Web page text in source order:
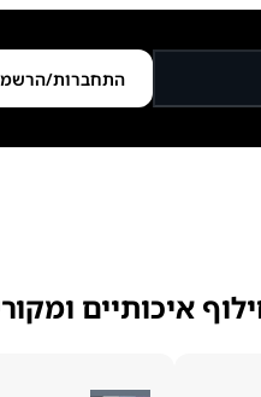
התחברות/
איכותיים